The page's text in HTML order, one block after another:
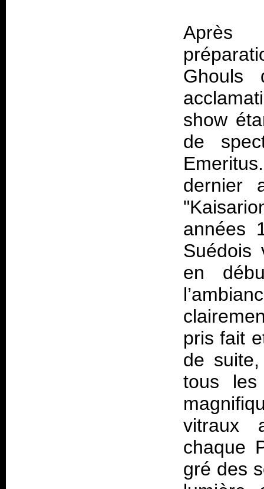
Après
Ghouls
show
de
dernier
années
Suédois
en
pris fait
de
tous
vitraux
chaque
gré des